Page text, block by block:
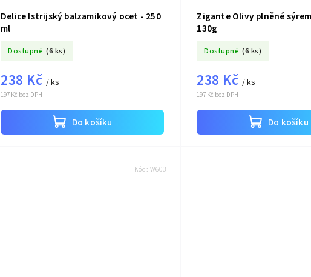
Delice Istrijský balzamikový ocet - 250
ml
Dostupné (6 ks)
197 Kč bez DPH
238 Kč / ks
Do košíku
Zigante Olivy plněné
130g
Dostupné (6 ks)
197 Kč bez DPH
238 Kč / ks
Do košíku
Kód:W603